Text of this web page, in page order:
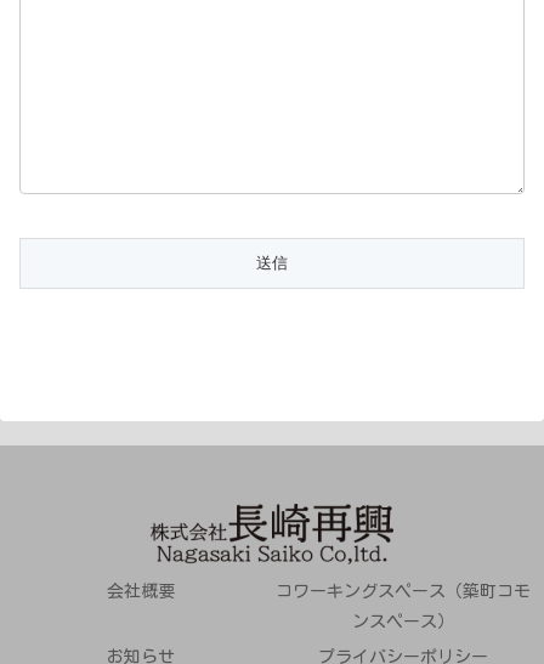
会社概要
コワーキングスペース（築町コモ
ンスペース）
お知らせ プライバシーポリシー